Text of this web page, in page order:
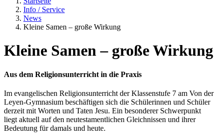
Info / Service
News
Kleine Samen – große Wirkung
Kleine Samen – große Wirkung
Aus dem Religionsunterricht in die Praxis
Im evangelischen Religionsunterricht der Klassenstufe 7 am Von der
Leyen-Gymnasium beschäftigen sich die Schülerinnen und Schüler
derzeit mit Worten und Taten Jesu. Ein besonderer Schwerpunkt
liegt aktuell auf den neutestamentlichen Gleichnissen und ihrer
Bedeutung für damals und heute.